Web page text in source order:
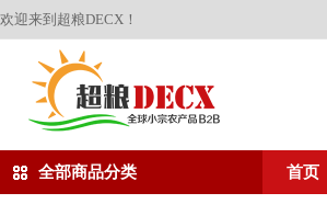
欢迎来到超粮DECX！
全部商品分类 首页